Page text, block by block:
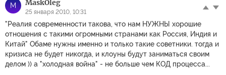
M MaskOleg
25 января 2010, 10:31
"Реалия современности такова, что нам НУЖНЫ хорошие
отношения с такими огромными странами как Россия, Индия и
Китай" Обаме нужны именно и только такие советники. тогда и
кризиса не будет никогда, и клоуны будут заниматься своим
делом )) а "холодная война" - не больше чем КОД процесса...